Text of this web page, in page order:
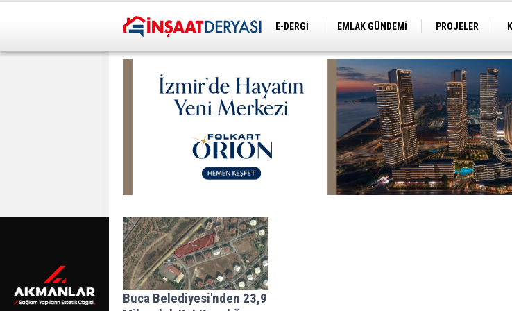
E-DERGİ EMLAK GÜNDEMİ PROJELER
Buca Belediyesi'nden 23,9